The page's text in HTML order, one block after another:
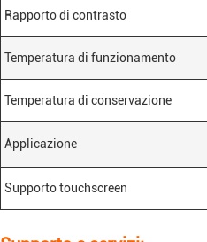
Rapporto di contrasto
Temperatura di funzionamento
Temperatura di conservazione
Applicazione
Supporto touchscreen